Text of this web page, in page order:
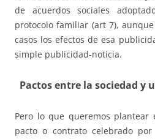
de acuerdos sociales
protocolo familiar (art 7),
casos los efectos de esa
simple publicidad-noticia.
Pactos entre la sociedad y
Pero lo que queremos
pacto o contrato celebrado